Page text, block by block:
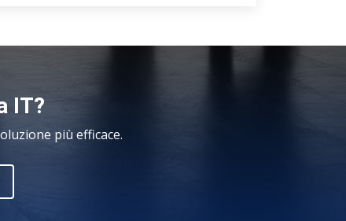
IT?
più efficace.